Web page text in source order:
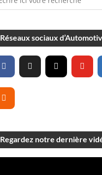
Réseaux sociaux
Regardez notre dernière